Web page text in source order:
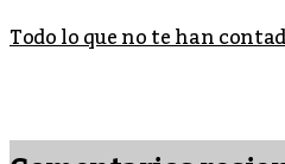
Todo lo que no te han